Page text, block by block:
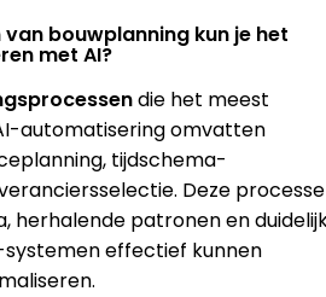
bouwplanning kun je het
met AI?
die het meest
automatisering omvatten
tijdschema-
Deze
herhalende patronen en
effectief kunnen